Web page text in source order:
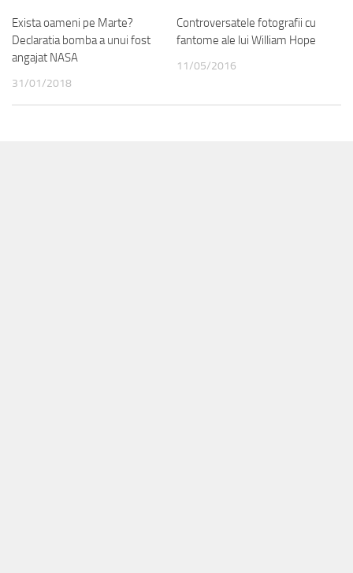
Exista oameni pe Marte?
Declaratia bomba a unui fost
angajat NASA
31/01/2018
Controversatele fotografii cu
fantome ale lui William Hope
11/05/2016